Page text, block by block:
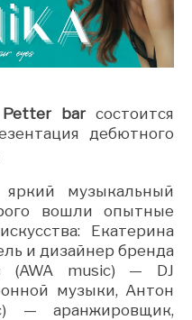
barсостоится
дебютного
музыкальный
вошли опытные
Екатерина
и дизайнер бренда
(AWA music) — DJ
музыки, Антон
— aранжировщик,